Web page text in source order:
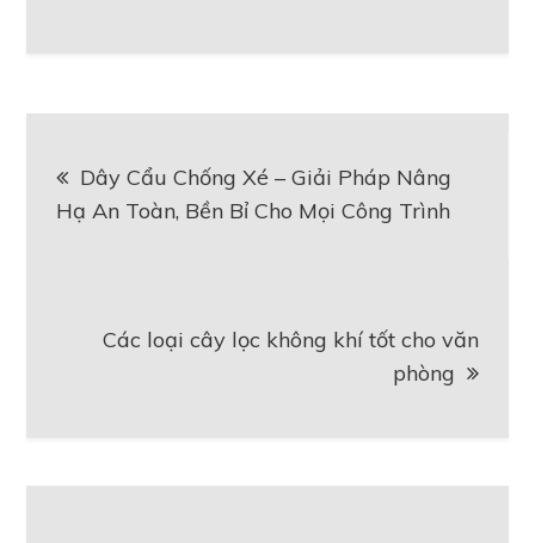
hướng
viết
Dây Cẩu Chống Xé – Giải Pháp Nâng
Hạ An Toàn, Bền Bỉ Cho Mọi Công Trình
Các loại cây lọc không khí tốt cho văn
phòng